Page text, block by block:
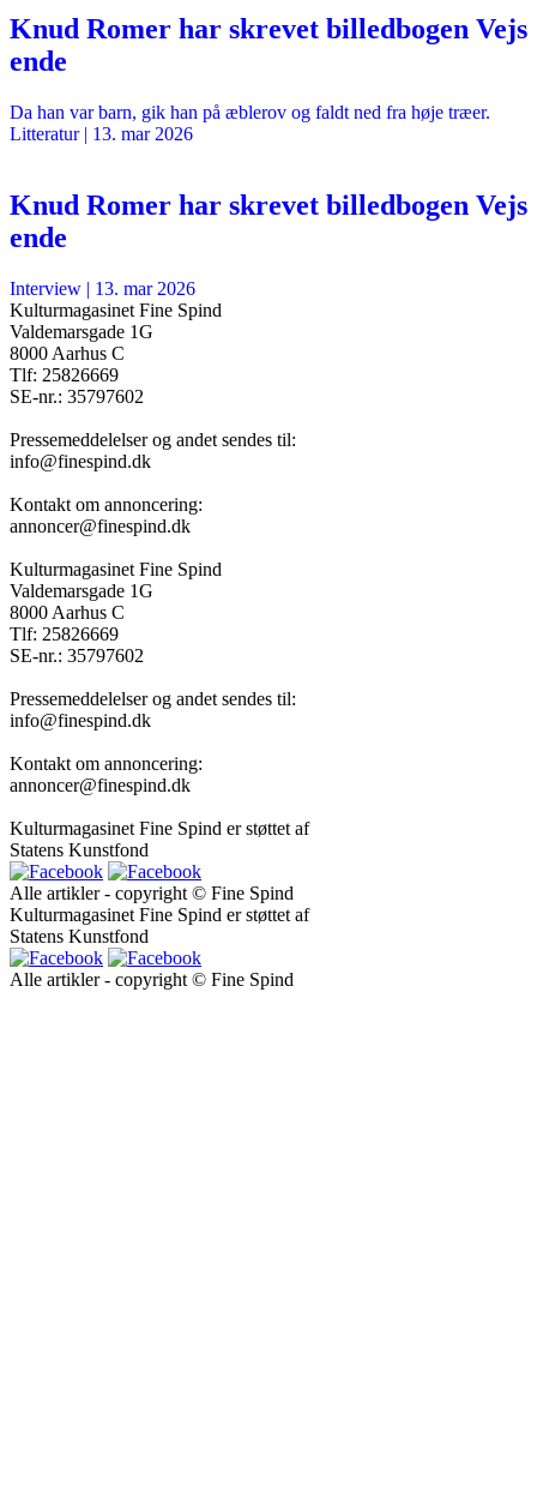
Knud Romer har skrevet billedbogen Vejs
ende
Da han var barn, gik han på æblerov og faldt ned fra høje træer.
Litteratur| 13. mar 2026
Knud Romer har skrevet billedbogen Vejs
ende
Interview | 13. mar 2026
Kulturmagasinet Fine Spind
Valdemarsgade 1G
8000 Aarhus C
Tlf: 25826669
SE-nr.: 35797602
Pressemeddelelser og andet sendes til:
info@finespind.dk
Kontakt om annoncering:
annoncer@finespind.dk
Kulturmagasinet Fine Spind
Valdemarsgade 1G
8000 Aarhus C
Tlf: 25826669
SE-nr.: 35797602
Pressemeddelelser og andet sendes til:
info@finespind.dk
Kontakt om annoncering:
annoncer@finespind.dk
Kulturmagasinet Fine Spind er støttet af
Statens Kunstfond
Alle artikler - copyright © Fine Spind
Kulturmagasinet Fine Spind er støttet af
Statens Kunstfond
Alle artikler - copyright © Fine Spind